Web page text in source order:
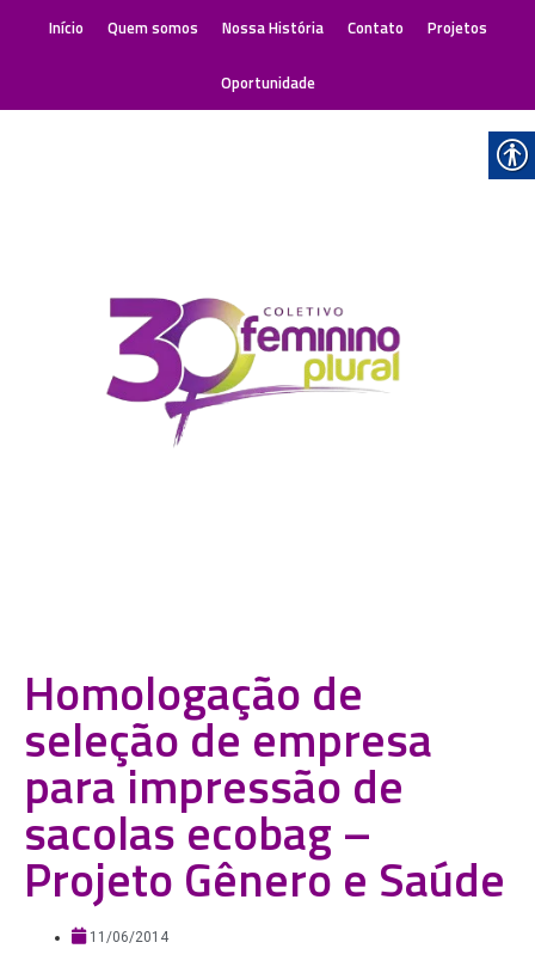
Início Quem somos Nossa História Contato Projetos
Oportunidade
Homologação de
seleção de empresa
para impressão de
sacolas ecobag –
Projeto Gênero e Saúde
11/06/2014